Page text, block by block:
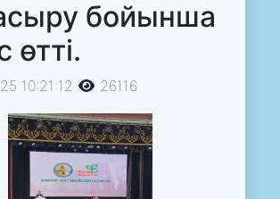
бойынша
өтті.
10:21:12 26116